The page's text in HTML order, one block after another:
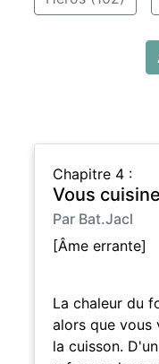
Chapitre 4 :
Vous
Par Bat.Jacl
[Âme errante]
La chaleur du
alors que vous
la cuisson.